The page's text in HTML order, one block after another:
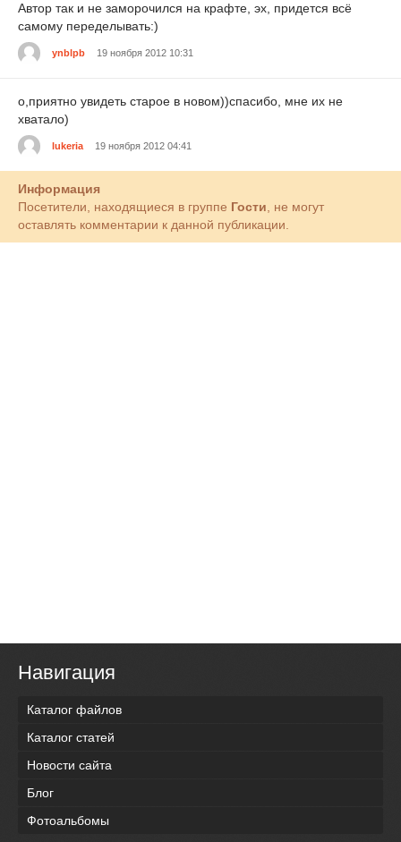
Автор так и не заморочился на крафте, эх, придется всё
самому переделывать:)
ynblpb 19 ноября 2012 10:31
о,приятно увидеть старое в новом))спасибо, мне их не
хватало)
lukeria 19 ноября 2012 04:41
Информация
Посетители, находящиеся в группе Гости , не могут
оставлять комментарии к данной публикации.
Навигация
Каталог файлов
Каталог статей
Новости сайта
Блог
Фотоальбомы